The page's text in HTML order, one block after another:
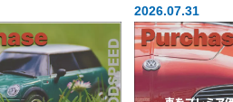
2026.07.31